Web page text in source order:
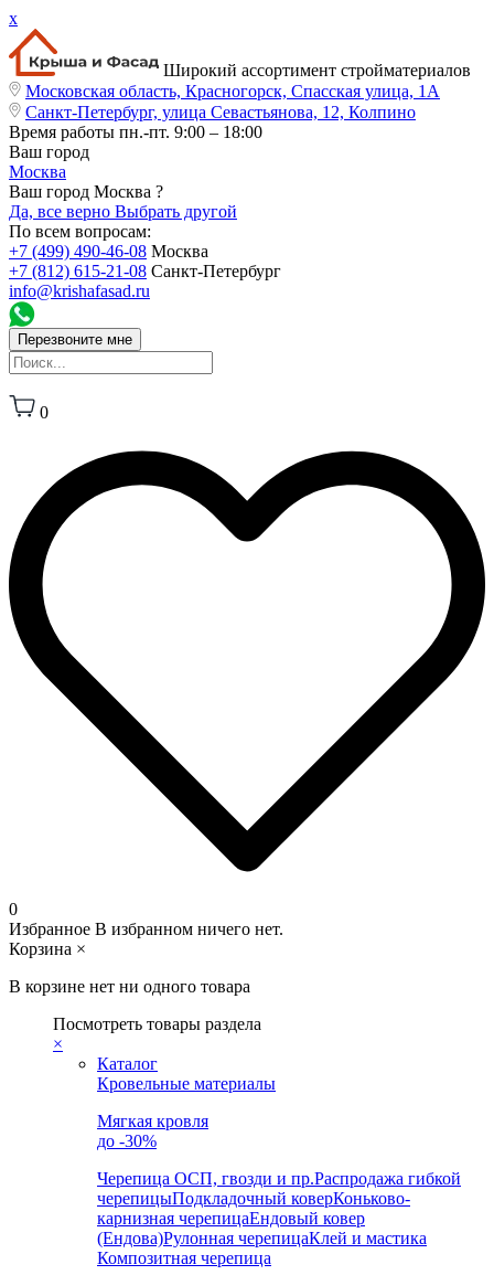
x
Широкий ассортимент стройматериалов
Московская область, Красногорск, Спасская улица, 1А
Санкт-Петербург, улица Севастьянова, 12, Колпино
Время работы пн.-пт. 9:00 – 18:00
Ваш город
Москва
Ваш город Москва ?
Да, все верно Выбрать другой
По всем вопросам:
+7 (499) 490-46-08 Москва
+7 (812) 615-21-08 Санкт-Петербург
info@krishafasad.ru
Перезвоните мне
0
0
Избранное В избранном ничего нет.
Корзина ×
В корзине нет ни одного товара
Посмотреть товары раздела
×
Каталог
Кровельные материалы
Мягкая кровля
до -30%
Черепица ОСП, гвозди и пр.Распродажа гибкой
черепицыПодкладочный коверКоньково-
карнизная черепицаЕндовый ковер
(Ендова)Рулонная черепицаКлей и мастика
Композитная черепица